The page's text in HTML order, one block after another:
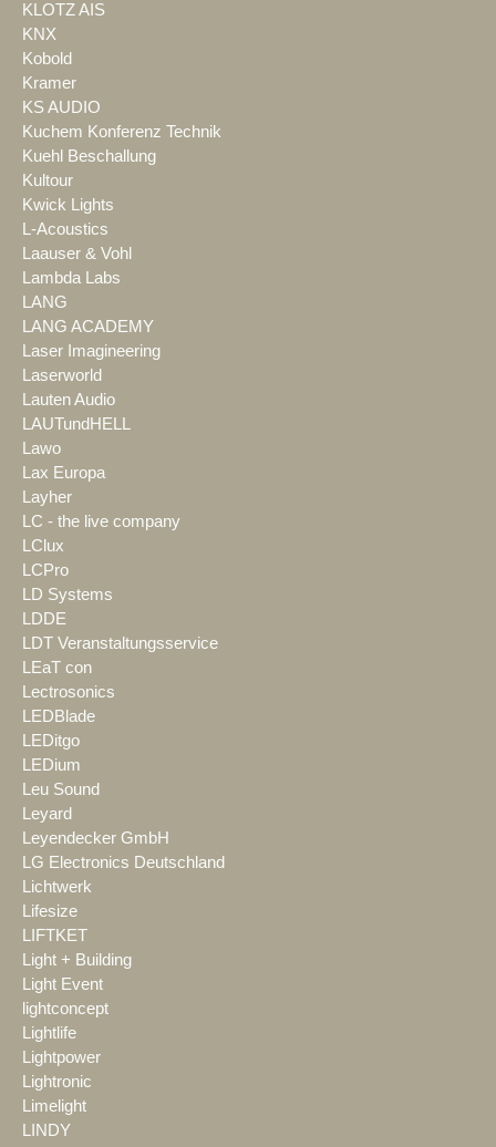
KLOTZ AIS
KNX
Kobold
Kramer
KS AUDIO
Kuchem Konferenz Technik
Kuehl Beschallung
Kultour
Kwick Lights
L-Acoustics
Laauser & Vohl
Lambda Labs
LANG
LANG ACADEMY
Laser Imagineering
Laserworld
Lauten Audio
LAUTundHELL
Lawo
Lax Europa
Layher
LC - the live company
LClux
LCPro
LD Systems
LDDE
LDT Veranstaltungsservice
LEaT con
Lectrosonics
LEDBlade
LEDitgo
LEDium
Leu Sound
Leyard
Leyendecker GmbH
LG Electronics Deutschland
Lichtwerk
Lifesize
LIFTKET
Light + Building
Light Event
lightconcept
Lightlife
Lightpower
Lightronic
Limelight
LINDY